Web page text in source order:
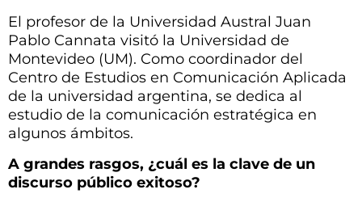
El profesor de la Universidad Austral Juan
Pablo Cannata visitó la Universidad de
Montevideo (UM). Como coordinador del
Centro de Estudios en Comunicación Aplicada
de la universidad argentina, se dedica al
estudio de la comunicación estratégica en
algunos ámbitos.
A grandes rasgos, ¿cuál es la clave de un
discurso público exitoso?